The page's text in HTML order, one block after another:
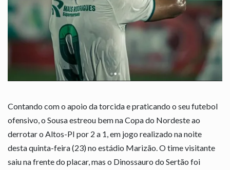
Contando com o apoio da torcida e praticando o seu futebol
ofensivo, o Sousa estreou bem na Copa do Nordeste ao
derrotar o Altos-PI por 2 a 1, em jogo realizado na noite
desta quinta-feira (23) no estádio Marizão. O time visitante
saiu na frente do placar, mas o Dinossauro do Sertão foi